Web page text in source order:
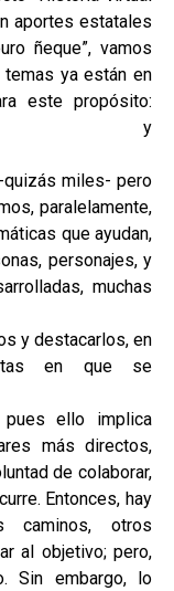
aportes estatales
ñeque”, vamos
ya están en
este propósito:
y
quizás miles- pero
paralelamente,
que ayudan,
personajes, y
muchas
y destacarlos, en
en que se
ello implica
más directos,
de colaborar,
Entonces, hay
caminos, otros
al objetivo; pero,
Sin embargo, lo